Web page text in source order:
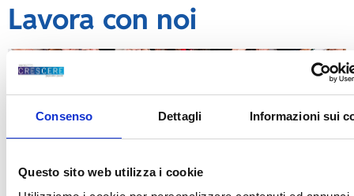
Consenso Dettagli Informazioni sui
Questo sito web utilizza i cookie
Lavora con noi